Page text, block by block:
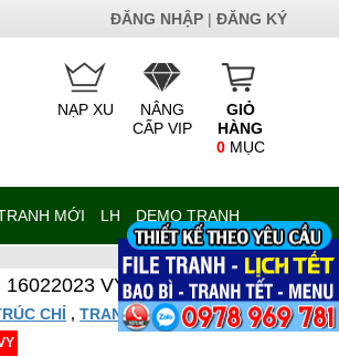
ĐĂNG NHẬP | ĐĂNG KÝ
GIỎ
HÀNG
0MỤC
NÂNG
CẤP VIP
NẠP XU
MỚI LH DEMO TRANH
16022023 VY
CHỈ , TRANH TỔNG HỢP